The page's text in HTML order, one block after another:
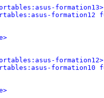
formation13>
formation12>